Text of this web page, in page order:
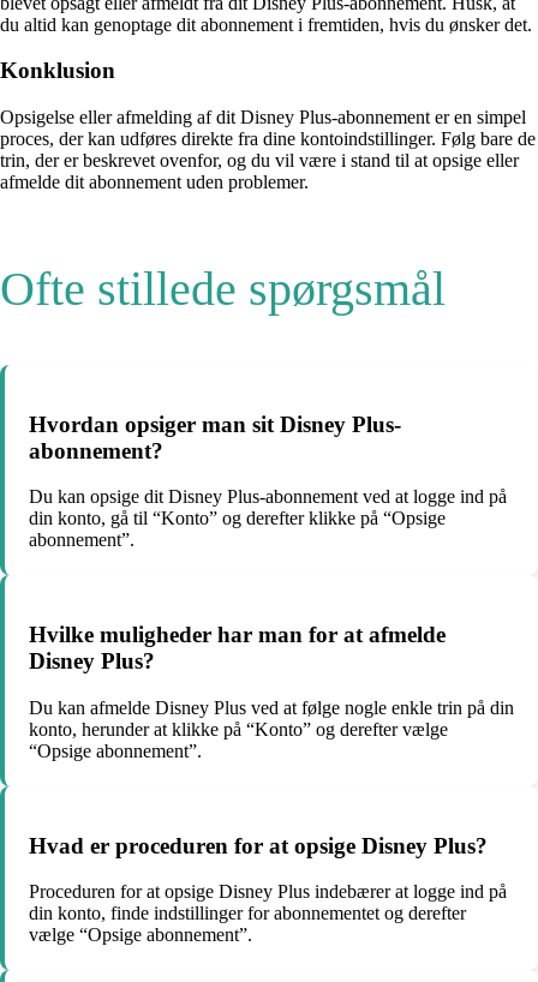
du altid kan genoptage dit abonnement i fremtiden, hvis du ønsker det.
Konklusion
Opsigelse eller afmelding af dit Disney Plus-abonnement er en simpel
proces, der kan udføres direkte fra dine kontoindstillinger. Følg bare de
trin, der er beskrevet ovenfor, og du vil være i stand til at opsige eller
afmelde dit abonnement uden problemer.
Ofte stillede spørgsmål
Hvordan opsiger man sit Disney Plus-
abonnement?
Du kan opsige dit Disney Plus-abonnement ved at logge ind på
din konto, gå til “Konto” og derefter klikke på “Opsige
abonnement”.
Hvilke muligheder har man for at afmelde
Disney Plus?
Du kan afmelde Disney Plus ved at følge nogle enkle trin på din
konto, herunder at klikke på “Konto” og derefter vælge
“Opsige abonnement”.
Hvad er proceduren for at opsige Disney Plus?
Proceduren for at opsige Disney Plus indebærer at logge ind på
din konto, finde indstillinger for abonnementet og derefter
vælge “Opsige abonnement”.